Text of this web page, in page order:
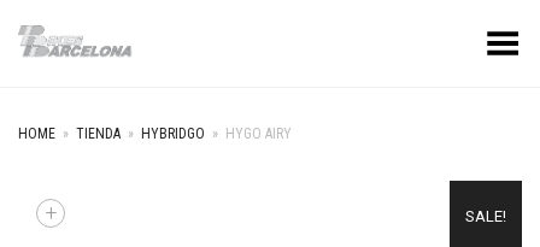
Menú
HOME » TIENDA » HYBRIDGO » HYGO AIRY
SALE!
+